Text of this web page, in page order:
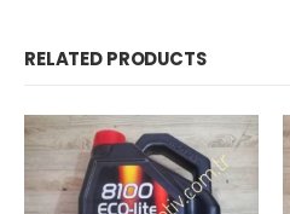
RELATED PRODUCTS